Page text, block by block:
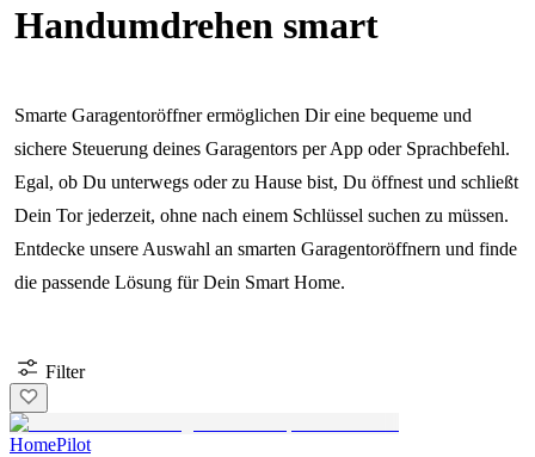
Handumdrehen smart
Smarte Garagentoröffner ermöglichen Dir eine bequeme und
sichere Steuerung deines Garagentors per App oder Sprachbefehl.
Egal, ob Du unterwegs oder zu Hause bist, Du öffnest und schließt
Dein Tor jederzeit, ohne nach einem Schlüssel suchen zu müssen.
Entdecke unsere Auswahl an smarten Garagentoröffnern und finde
die passende Lösung für Dein Smart Home.
Filter
HomePilot